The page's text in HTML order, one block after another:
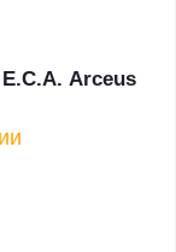
Arceus